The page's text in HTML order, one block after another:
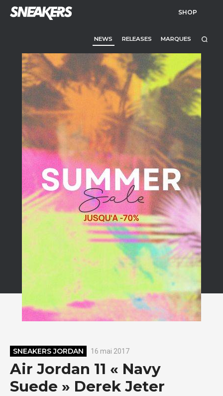
SHOP
NEWS RELEASES MARQUES
SNEAKERS JORDAN 16 mai 2017
Air Jordan 11 « Navy
Suede » Derek Jeter